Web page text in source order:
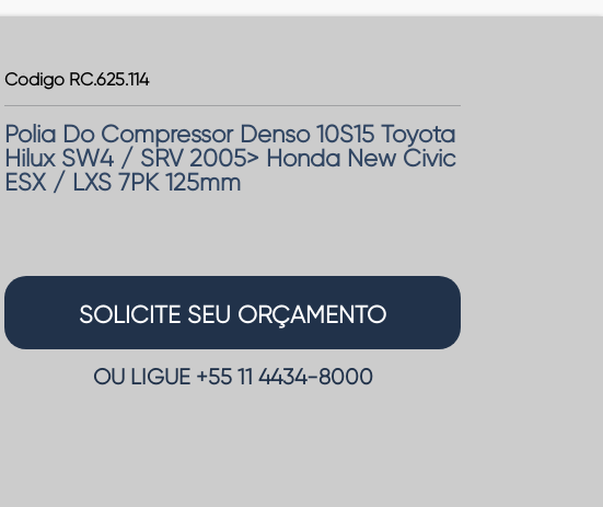
Código RC.625.114
Polia Do Compressor Denso 10S15 Toyota
Hilux SW4 / SRV 2005> Honda New Civic
ESX / LXS 7PK 125mm
SOLICITE SEU ORÇAMENTO
OU LIGUE +55 11 4434-8000